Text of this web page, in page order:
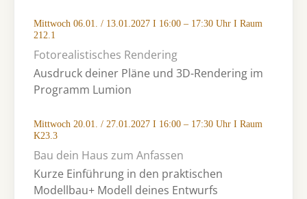
Mittwoch 06.01. / 13.01.2027 I 16:00 – 17:30 Uhr I Raum
212.1
Fotorealistisches Rendering
Ausdruck deiner Pläne und 3D-Rendering im
Programm Lumion
Mittwoch 20.01. / 27.01.2027 I 16:00 – 17:30 Uhr I Raum
K23.3
Bau dein Haus zum Anfassen
Kurze Einführung in den praktischen
Modellbau+ Modell deines Entwurfs